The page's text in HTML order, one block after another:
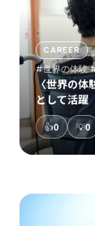
CAREER
#世界の体験
〈世界の
として活躍
👍0 💡0